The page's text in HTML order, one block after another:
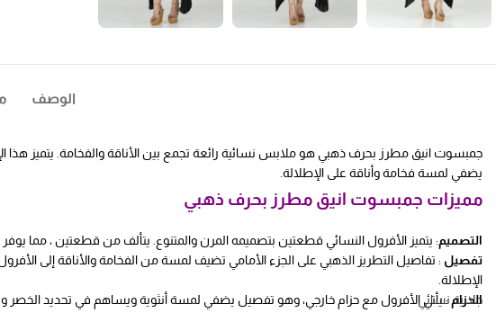
الوصف
جمبسوت انيق مطرز بحرف ذهبي هو ملابس نسائية رائعة تجمع بين الأناقة والفخامة. يتميز هذا
يضفي لمسة فخامة وأناقة على الإطلالة.
مميزات جمبسوت انيق مطرز بحرف ذهبي
التصميم: يتميز الأفرول النسائي قطعتين بتصميمه المرن والمتنوع. يتألف من قطعتين ، مما يوفر
تفصيل : تفاصيل التطريز الذهبي على الجزء الأمامي تضيف لمسة من الفخامة والأناقة إلى
الإطلالة.
الحزام: يأتي الأفرول مع حزام خارجي، وهو تفصيل يضفي لمسة أنثوية ويساهم في تحديد الخصرجلابية نسائي